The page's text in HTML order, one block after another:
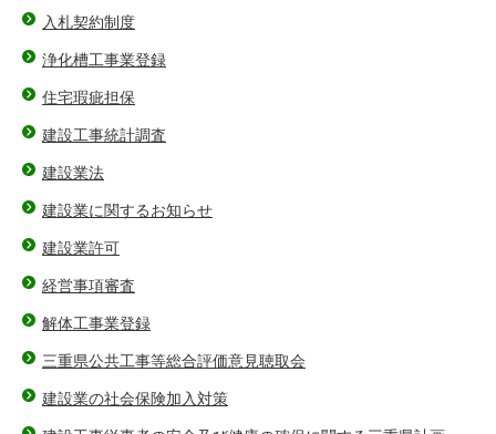
入札契約制度
浄化槽工事業登録
住宅瑕疵担保
建設工事統計調査
建設業法
建設業に関するお知らせ
建設業許可
経営事項審査
解体工事業登録
三重県公共工事等総合評価意見聴取会
建設業の社会保険加入対策